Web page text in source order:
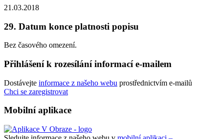
21.03.2018
29. Datum konce platnosti popisu
Bez časového omezení.
Přihlášení k rozesílání informací e-mailem
Dostávejte informace z našeho webu prostřednictvím e-mailů
Chci se zaregistrovat
Mobilní aplikace